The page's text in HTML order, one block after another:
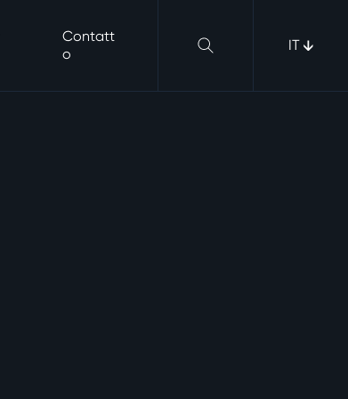
IT
Contatt
o